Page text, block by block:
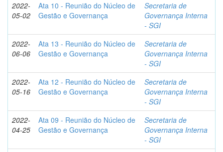
2022-
05-02
Ata 10 - Reunião do Núcleo de
Gestão e Governança
Secretaria de
Governança Interna
- SGI
2022-
06-06
Ata 13 - Reunião do Núcleo de
Gestão e Governança
Secretaria de
Governança Interna
- SGI
2022-
05-16
Ata 12 - Reunião do Núcleo de
Gestão e Governança
Secretaria de
Governança Interna
- SGI
2022-
04-25
Ata 09 - Reunião do Núcleo de
Gestão e Governança
Secretaria de
Governança Interna
- SGI